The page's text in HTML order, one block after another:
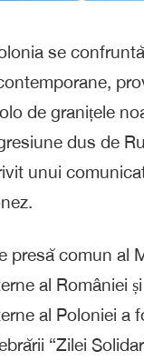
se
de granițele
dus de
unui
presă comun al
al României
al Poloniei a
“Zilei